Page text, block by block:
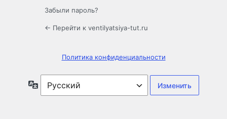
Забыли пароль?
← Перейти к ventilyatsiya-tut.ru
Политика конфиденциальности
Язык